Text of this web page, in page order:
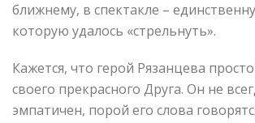
ближнему, в спектакле –
которую удалось «стрельнуть».
Кажется, что герой Рязанцева
своего прекрасного Друга. Он не
эмпатичен, порой его слова